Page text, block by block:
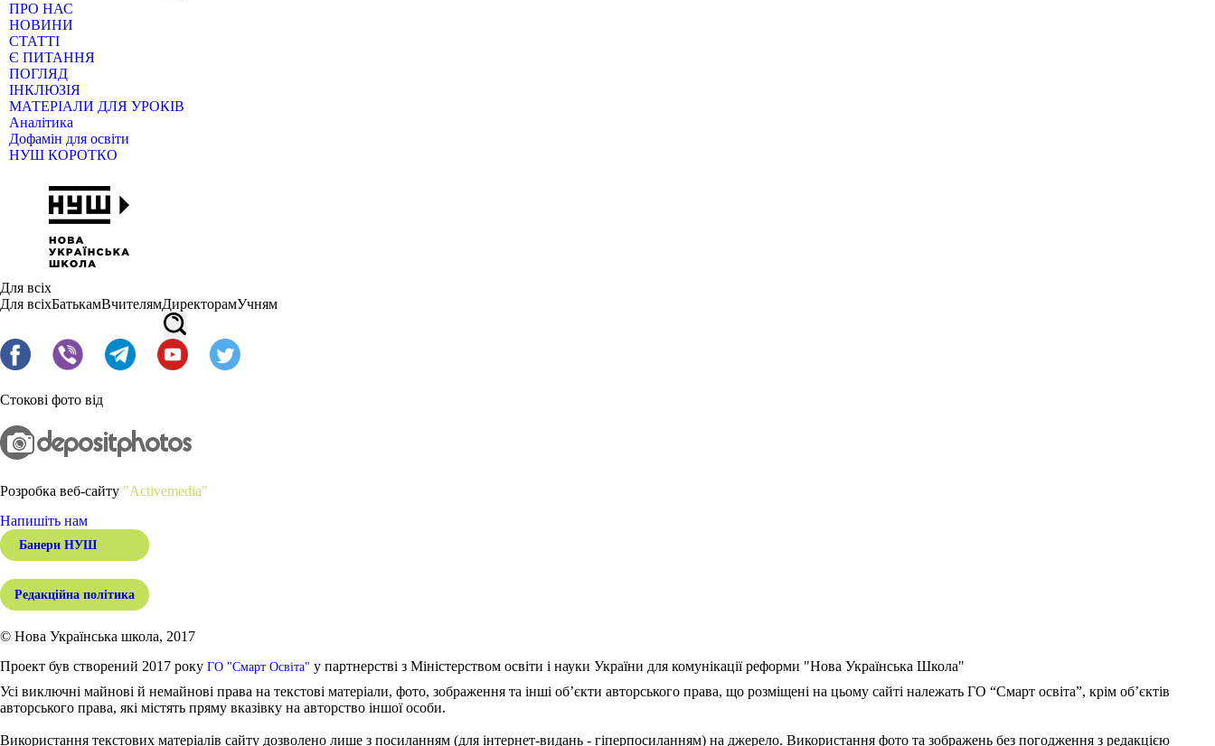
ПРО НАС
НОВИНИ
СТАТТІ
Є ПИТАННЯ
ПОГЛЯД
ІНКЛЮЗІЯ
МАТЕРІАЛИ ДЛЯ УРОКІВ
Аналітика
Дофамін для освіти
НУШ КОРОТКО
Для всіх
Для всіхБатькамВчителямДиректорамУчням
Стокові фото від
Розробка веб-сайту "Activemedia"
Напишіть нам
Банери НУШ
Редакційна політика
© Нова Українська школа, 2017
Проект був створений 2017 року ГО "Смарт Освіта" у партнерстві з Міністерством освіти і науки України для комунікації реформи "Нова Українська Школа"
Усі виключні майнові й немайнові права на текстові матеріали, фото, зображення та інші об’єкти авторського права, що розміщені на цьому сайті належать ГО “Смарт освіта”, крім об’єктів
авторського права, які містять пряму вказівку на авторство іншої особи.
Використання текстових матеріалів сайту дозволено лише з посиланням (для інтернет-видань - гіперпосиланням) на джерело. Використання фото та зображень без погодження з редакцією